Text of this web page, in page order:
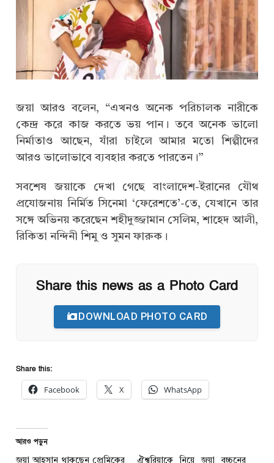
জয়া আরও বলেন, “এখনও অনেক পরিচালক নারীকে
কেন্দ্র করে কাজ করতে ভয় পান। তবে অনেক ভালো
নির্মাতাও আছেন, যাঁরা চাইলে আমার মতো শিল্পীদের
আরও ভালোভাবে ব্যবহার করতে পারতেন।”
সবশেষ জয়াকে দেখা গেছে বাংলাদেশ-ইরানের যৌথ
প্রযোজনায় নির্মিত সিনেমা ‘ফেরেশতে’-তে, যেখানে তার
সঙ্গে অভিনয় করেছেন শহীদুজ্জামান সেলিম, শাহেদ আলী,
রিকিতা নন্দিনী শিমু ও সুমন ফারুক।
Share this news as a Photo Card
DOWNLOAD PHOTO CARD
Share this:
Facebook X WhatsApp
আরও পড়ুন
জয়া আহসান থাকছেন প্রেমিকের ঐশ্বরিয়াকে নিয়ে জয়া বচ্চনের